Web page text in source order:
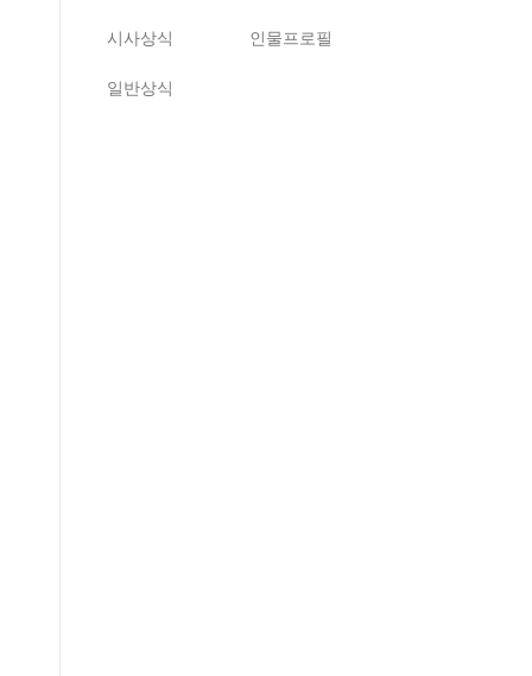
시사상식 인물프로필
일반상식